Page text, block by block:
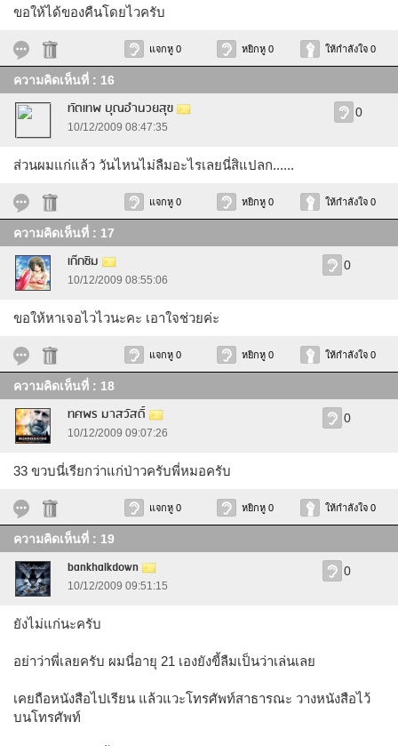
ขอให้ได้ของคืนโดยไวครับ
แจกหู 0 หยิกหู 0 ให้กำลังใจ 0
ความคิดเห็นที่ : 16
ทัตเทพ บุณอำนวยสุข
10/12/2009 08:47:35
0
ส่วนผมแก่แล้ว วันไหนไม่ลืมอะไรเลยนี่สิแปลก......
แจกหู 0 หยิกหู 0 ให้กำลังใจ 0
ความคิดเห็นที่ : 17
เก๊กซิม
10/12/2009 08:55:06
0
ขอให้หาเจอไวไวนะคะ เอาใจช่วยค่ะ
แจกหู 0 หยิกหู 0 ให้กำลังใจ 0
ความคิดเห็นที่ : 18
ทศพร มาสวัสดิ์
10/12/2009 09:07:26
0
33 ขวบนี่เรียกว่าแก่ป่าวครับพี่หมอครับ
แจกหู 0 หยิกหู 0 ให้กำลังใจ 0
ความคิดเห็นที่ : 19
bankhalkdown
10/12/2009 09:51:15
0
ยังไม่แก่นะครับ
อย่าว่าพี่เลยครับ ผมนี่อายุ 21 เองยังขี้ลืมเป็นว่าเล่นเลย
เคยถือหนังสือไปเรียน แล้วแวะโทรศัพท์สาธารณะ วางหนังสือไว้
บนโทรศัพท์